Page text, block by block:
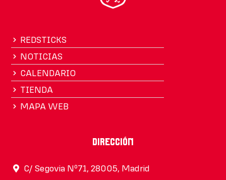
REDSTICKS
NOTICIAS
CALENDARIO
TIENDA
MAPA WEB
Dirección
C/ Segovia Nº71, 28005, Madrid